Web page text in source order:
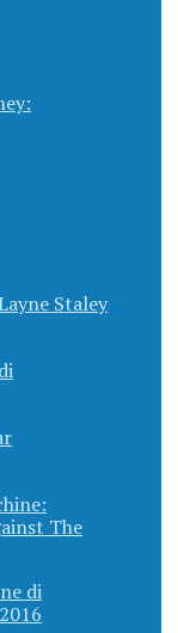
Staley
The
di